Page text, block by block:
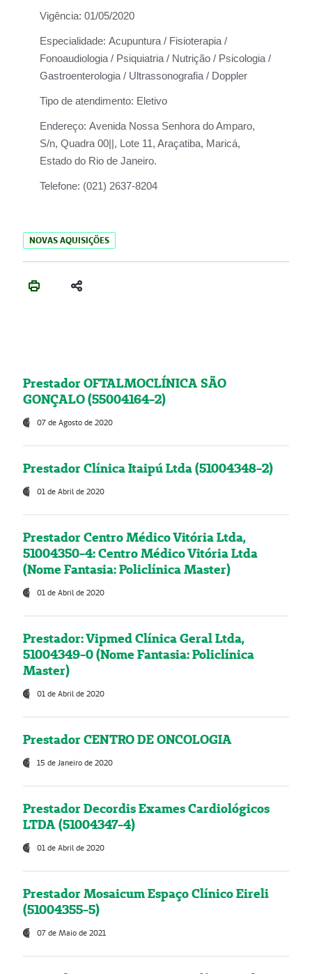
Vigência: 01/05/2020
Especialidade: Acupuntura / Fisioterapia /
Fonoaudiologia / Psiquiatria / Nutrição / Psicologia /
Gastroenterologia / Ultrassonografia / Doppler
Tipo de atendimento: Eletivo
Endereço: Avenida Nossa Senhora do Amparo,
S/n, Quadra 00||, Lote 11, Araçatiba, Maricá,
Estado do Rio de Janeiro.
Telefone: (021) 2637-8204
NOVAS AQUISIÇÕES
Prestador OFTALMOCLÍNICA SÃO
GONÇALO (55004164-2)
07 de Agosto de 2020
Prestador Clínica Itaipú Ltda (51004348-2)
01 de Abril de 2020
Prestador Centro Médico Vitória Ltda,
51004350-4: Centro Médico Vitória Ltda
(Nome Fantasia: Policlínica Master)
01 de Abril de 2020
Prestador: Vipmed Clínica Geral Ltda,
51004349-0 (Nome Fantasia: Policlínica
Master)
01 de Abril de 2020
Prestador CENTRO DE ONCOLOGIA
15 de Janeiro de 2020
Prestador Decordis Exames Cardiológicos
LTDA (51004347-4)
01 de Abril de 2020
Prestador Mosaicum Espaço Clínico Eireli
(51004355-5)
07 de Maio de 2021